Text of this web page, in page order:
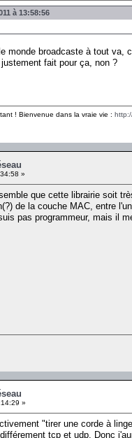
à 13:58:56
monde broadcaste à tout
fait pour ça, non ?
! Bienvenue dans la vraie vie :
»
que cette librairie soit
de la couche MAC, entre
pas programmeur, mais il
»
"tirer une corde à
tcp et udp. Donc